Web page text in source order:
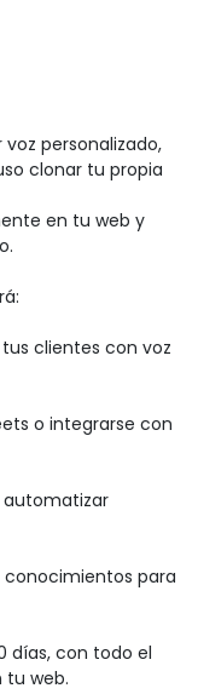
personalizado,
clonar tu propia
en tu web y
clientes con voz
o integrarse con
automatizar
conocimientos para
días, con todo el
web.